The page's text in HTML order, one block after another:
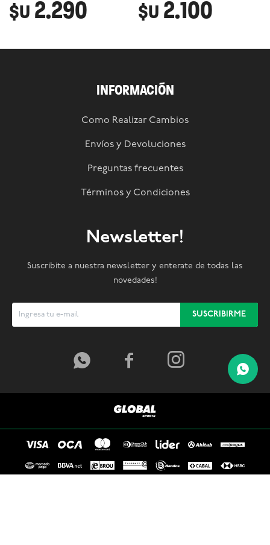
$U 2.290 $U 2.100
INFORMACIÓN
Como Realizar Cambios
Envíos y Devoluciones
Preguntas frecuentes
Términos y Condiciones
Newsletter!
Suscribite a nuestra newsletter y enterate de todas las
novedades!
SUSCRIBIRME
  